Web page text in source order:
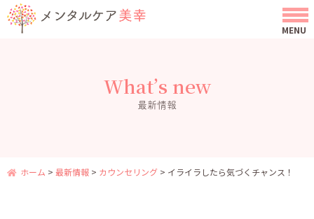
What’s new
最新情報
ホーム > 最新情報 > カウンセリング > イライラしたら気づくチャンス！